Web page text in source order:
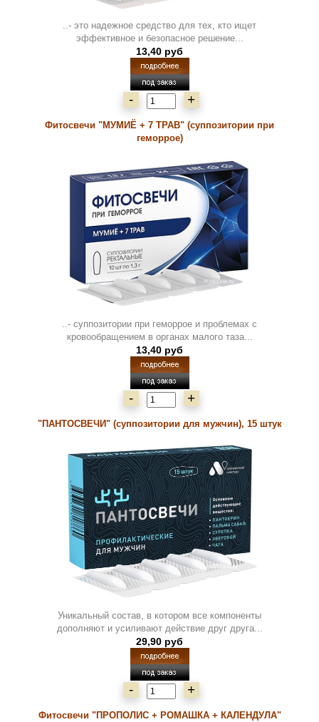
..- это надежное средство для тех, кто ищет
эффективное и безопасное решение...
13,40 руб
- +
Фитосвечи "МУМИЁ + 7 ТРАВ" (суппозитории при
геморрое)
..- суппозитории при геморрое и проблемах с
кровообращением в органах малого таза...
13,40 руб
- +
"ПАНТОСВЕЧИ" (суппозитории для мужчин), 15 штук
Уникальный состав, в котором все компоненты
дополняют и усиливают действие друг друга...
29,90 руб
- +
Фитосвечи "ПРОПОЛИС + РОМАШКА + КАЛЕНДУЛА"